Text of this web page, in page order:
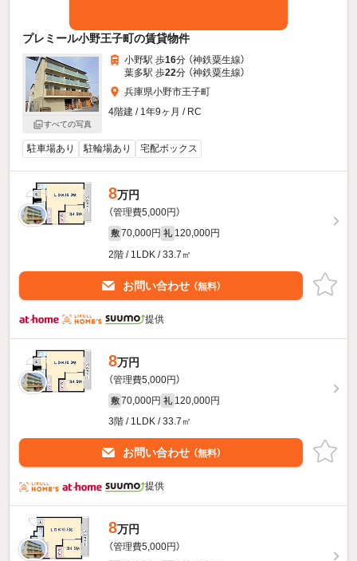
プレミール小野王子町の賃貸物件
すべての写真
小野駅 歩16分 （神鉄粟生線）
葉多駅 歩22分 （神鉄粟生線）
兵庫県小野市王子町
4階建 / 1年9ヶ月 / RC
駐車場あり 駐輪場あり 宅配ボックス
8万円
（管理費5,000円）
敷 70,000円 礼 120,000円
2階 / 1LDK / 33.7㎡
お問い合わせ （無料）
提供
8万円
（管理費5,000円）
敷 70,000円 礼 120,000円
3階 / 1LDK / 33.7㎡
お問い合わせ （無料）
提供
8万円
（管理費5,000円）